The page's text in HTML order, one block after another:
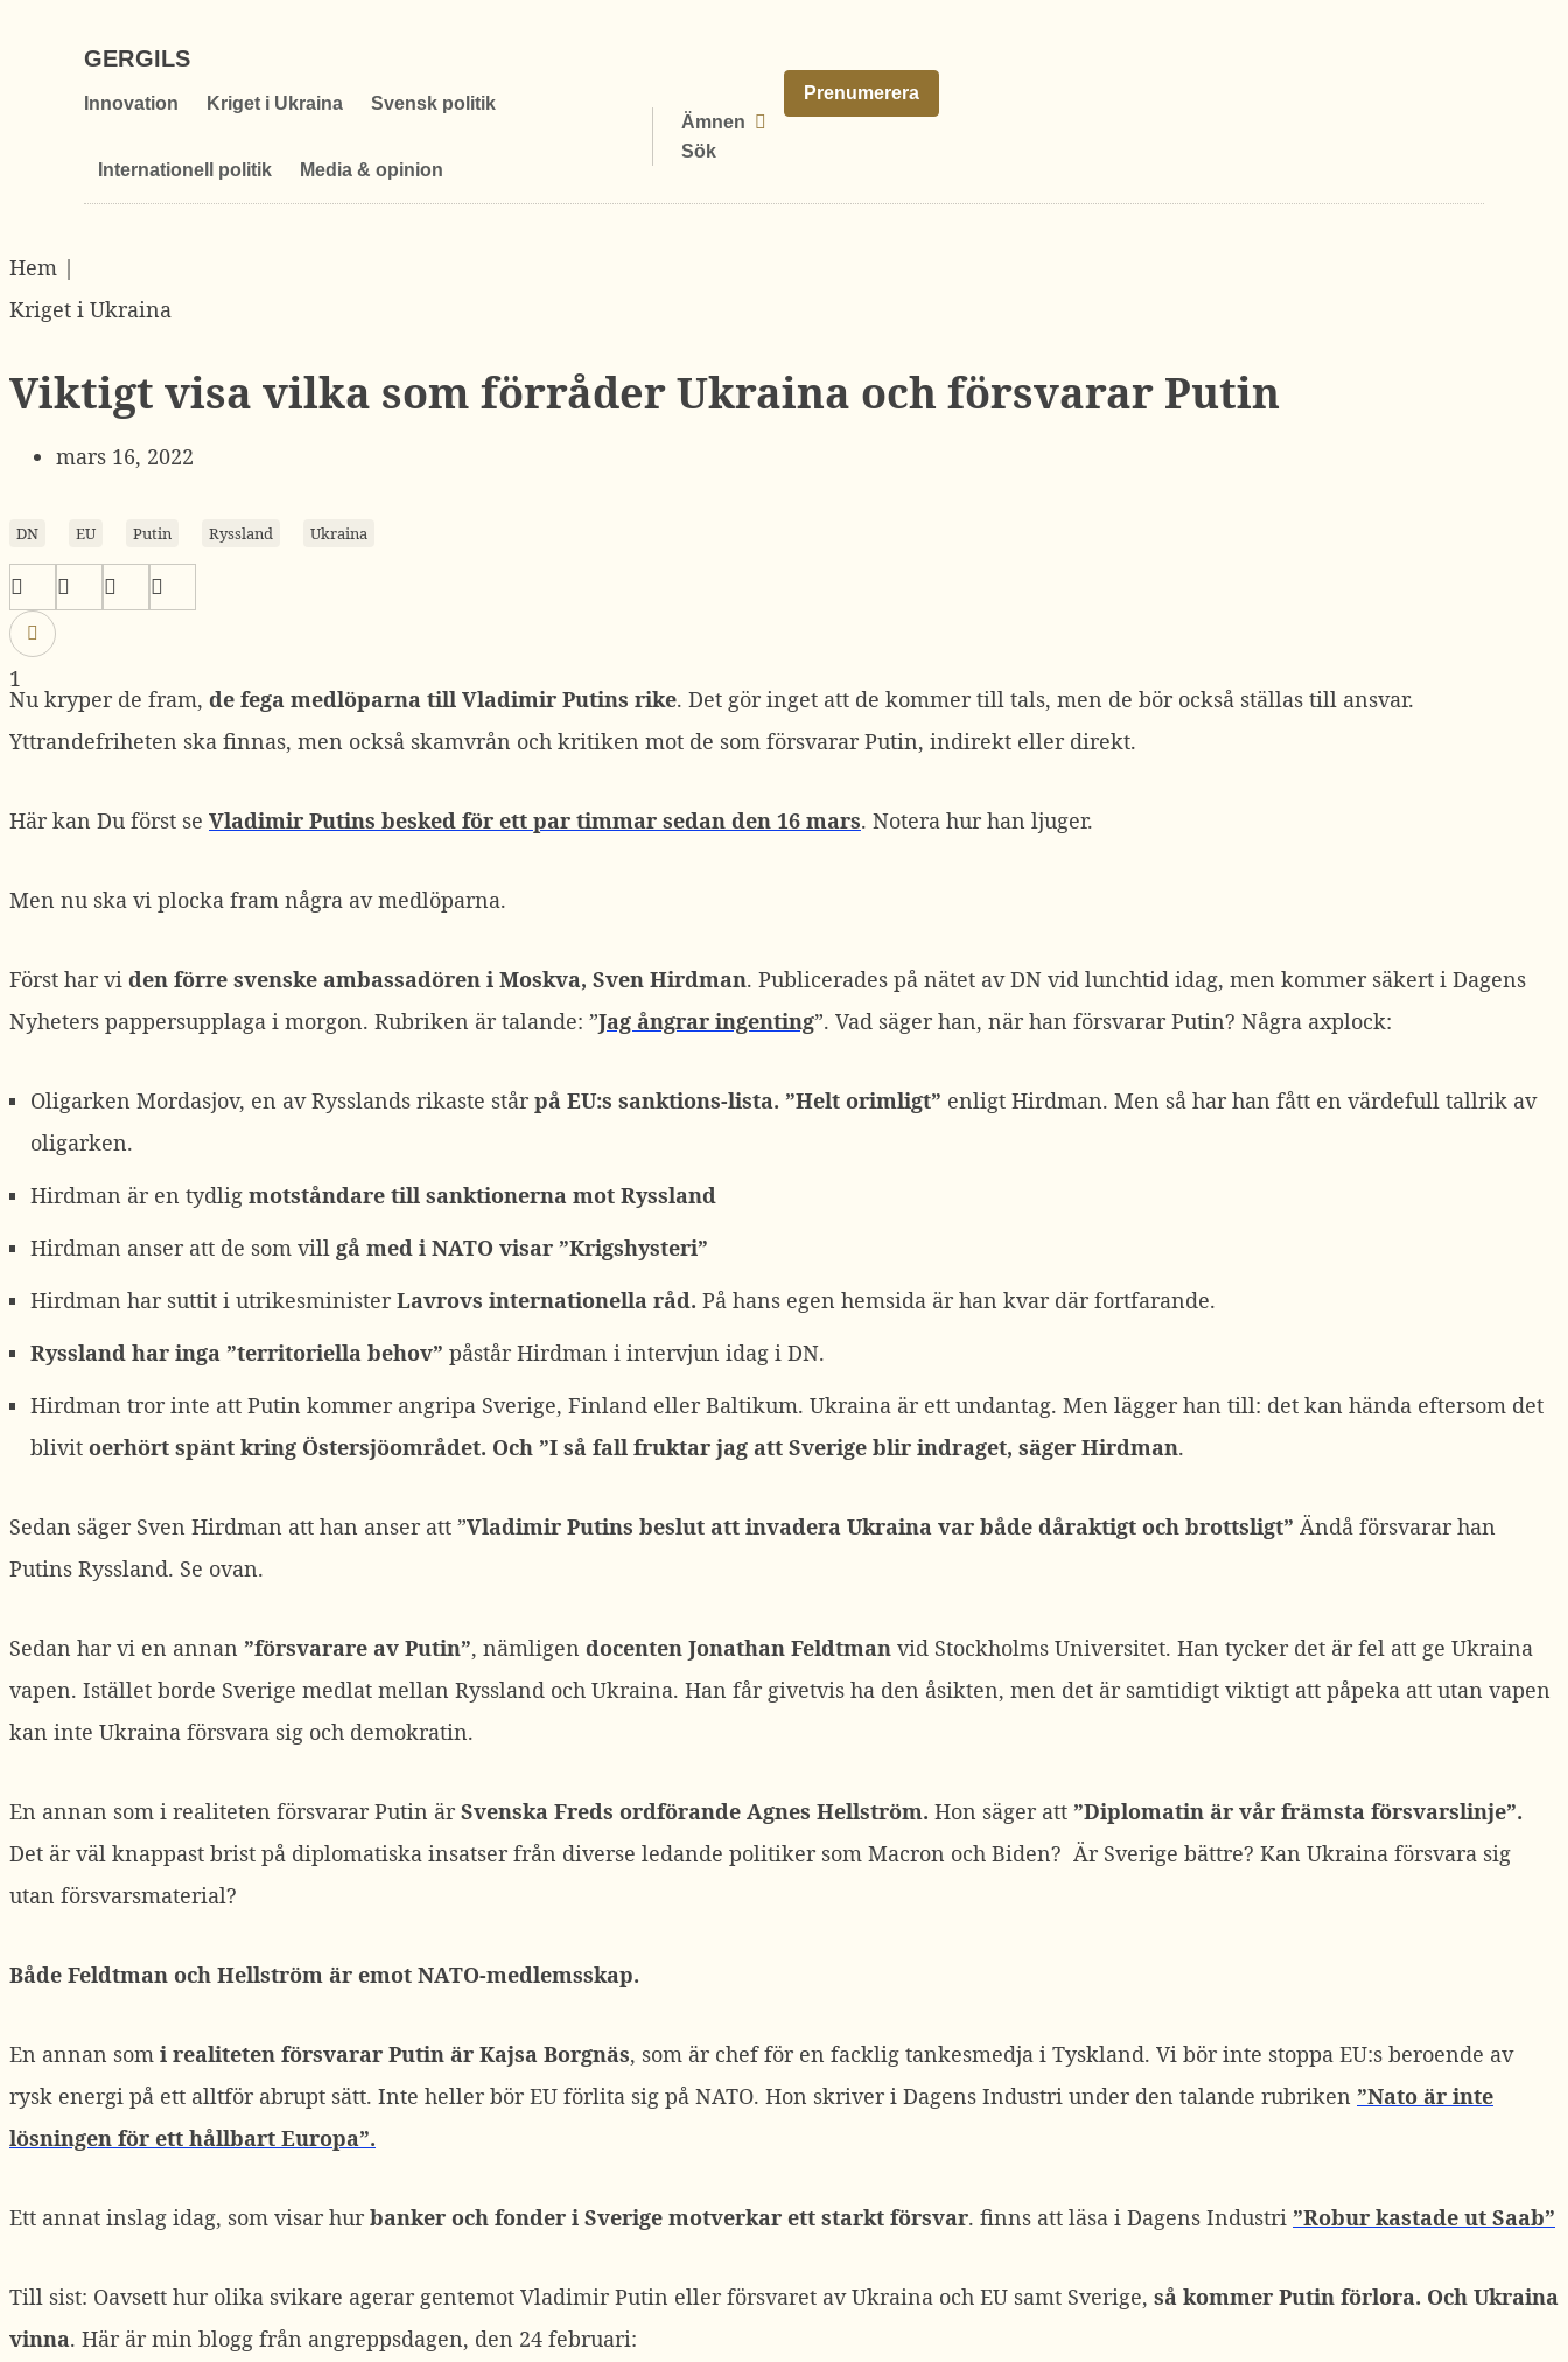
GERGILS
Innovation Kriget i Ukraina Svensk politik
Internationell politik Media & opinion
Ämnen
Sök
Prenumerera
Hem |
Kriget i Ukraina
Viktigt visa vilka som förråder Ukraina och försvarar Putin
mars 16, 2022
DN EU Putin Ryssland Ukraina
1
Nu kryper de fram, de fega medlöparna till Vladimir Putins rike. Det gör inget att de kommer till tals, men de bör också ställas till ansvar.
Yttrandefriheten ska finnas, men också skamvrån och kritiken mot de som försvarar Putin, indirekt eller direkt.
Här kan Du först se Vladimir Putins besked för ett par timmar sedan den 16 mars. Notera hur han ljuger.
Men nu ska vi plocka fram några av medlöparna.
Först har vi den förre svenske ambassadören i Moskva, Sven Hirdman. Publicerades på nätet av DN vid lunchtid idag, men kommer säkert i Dagens
Nyheters pappersupplaga i morgon. Rubriken är talande: ”Jag ångrar ingenting”. Vad säger han, när han försvarar Putin? Några axplock:
Oligarken Mordasjov, en av Rysslands rikaste står på EU:s sanktions-lista. ”Helt orimligt” enligt Hirdman. Men så har han fått en värdefull tallrik av
oligarken.
Hirdman är en tydlig motståndare till sanktionerna mot Ryssland
Hirdman anser att de som vill gå med i NATO visar ”Krigshysteri”
Hirdman har suttit i utrikesminister Lavrovs internationella råd. På hans egen hemsida är han kvar där fortfarande.
Ryssland har inga ”territoriella behov” påstår Hirdman i intervjun idag i DN.
Hirdman tror inte att Putin kommer angripa Sverige, Finland eller Baltikum. Ukraina är ett undantag. Men lägger han till: det kan hända eftersom det
blivit oerhört spänt kring Östersjöområdet. Och ”I så fall fruktar jag att Sverige blir indraget, säger Hirdman.
Sedan säger Sven Hirdman att han anser att ”Vladimir Putins beslut att invadera Ukraina var både dåraktigt och brottsligt” Ändå försvarar han
Putins Ryssland. Se ovan.
Sedan har vi en annan ”försvarare av Putin”, nämligen docenten Jonathan Feldtman vid Stockholms Universitet. Han tycker det är fel att ge Ukraina
vapen. Istället borde Sverige medlat mellan Ryssland och Ukraina. Han får givetvis ha den åsikten, men det är samtidigt viktigt att påpeka att utan vapen
kan inte Ukraina försvara sig och demokratin.
En annan som i realiteten försvarar Putin är Svenska Freds ordförande Agnes Hellström. Hon säger att ”Diplomatin är vår främsta försvarslinje”.
Det är väl knappast brist på diplomatiska insatser från diverse ledande politiker som Macron och Biden? Är Sverige bättre? Kan Ukraina försvara sig
utan försvarsmaterial?
Både Feldtman och Hellström är emot NATO-medlemsskap.
En annan som i realiteten försvarar Putin är Kajsa Borgnäs, som är chef för en facklig tankesmedja i Tyskland. Vi bör inte stoppa EU:s beroende av
rysk energi på ett alltför abrupt sätt. Inte heller bör EU förlita sig på NATO. Hon skriver i Dagens Industri under den talande rubriken ”Nato är inte
lösningen för ett hållbart Europa”.
Ett annat inslag idag, som visar hur banker och fonder i Sverige motverkar ett starkt försvar. finns att läsa i Dagens Industri ”Robur kastade ut Saab”
Till sist: Oavsett hur olika svikare agerar gentemot Vladimir Putin eller försvaret av Ukraina och EU samt Sverige, så kommer Putin förlora. Och Ukraina
vinna. Här är min blogg från angreppsdagen, den 24 februari: